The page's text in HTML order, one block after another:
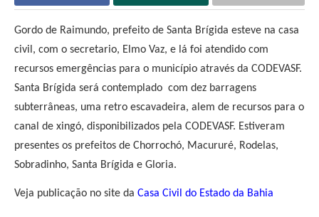
Gordo de Raimundo, prefeito de Santa Brígida esteve na casa
civil, com o secretario, Elmo Vaz, e lá foi atendido com
recursos emergências para o município através da CODEVASF.
Santa Brígida será contemplado com dez barragens
subterrâneas, uma retro escavadeira, alem de recursos para o
canal de xingó, disponibilizados pela CODEVASF. Estiveram
presentes os prefeitos de Chorrochó, Macururé, Rodelas,
Sobradinho, Santa Brígida e Gloria.
Veja publicação no site da Casa Civil do Estado da Bahia